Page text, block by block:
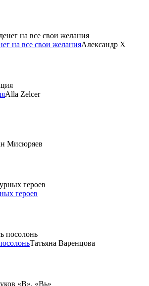
на все свои желанияАлександр Х
Alla Zelcer
Мисюряев
героев
Татьяна Варенцова